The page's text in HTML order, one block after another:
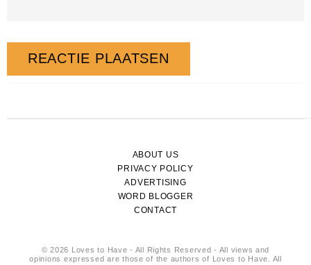
ABOUT US
PRIVACY POLICY
ADVERTISING
WORD BLOGGER
CONTACT
© 2026 Loves to Have - All Rights Reserved - All views and
opinions expressed are those of the authors of Loves to Have. All